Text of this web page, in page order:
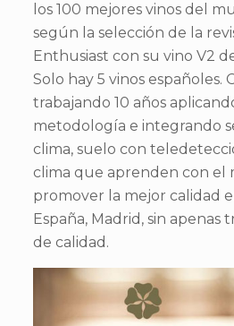
los 100 mejores vinos del
según la selección de la
Enthusiast con su vino V2
Solo hay 5 vinos españoles.
trabajando 10 años
metodología e integrando
clima, suelo con
clima que aprenden con el
promover la mejor calidad
España, Madrid, sin apenas
de calidad.